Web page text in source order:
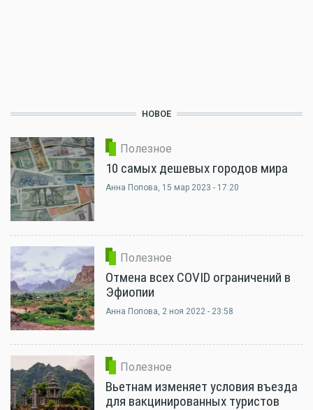
НОВОЕ
Полезное
10 самых дешевых городов мира
Анна Попова, 15 мар 2023 - 17:20
Полезное
Отмена всех COVID ограничений в
Эфиопии
Анна Попова, 2 ноя 2022 - 23:58
Полезное
Вьетнам изменяет условия въезда
для вакцинированных туристов